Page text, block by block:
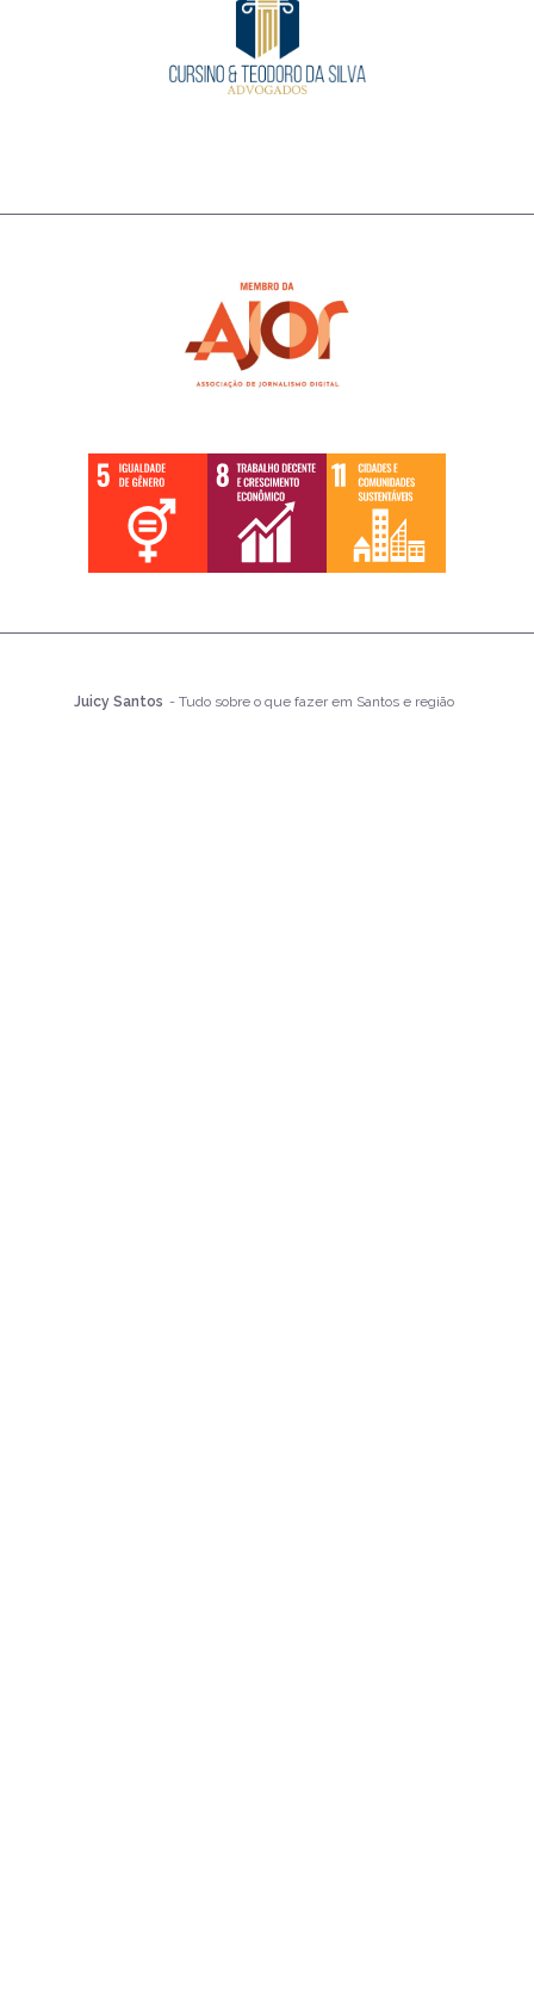
Juicy Santos - Tudo sobre o que fazer em Santos e região